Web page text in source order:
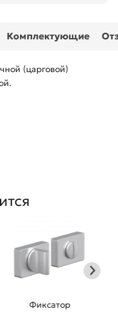
Комплектующие
(царговой)
Фиксатор